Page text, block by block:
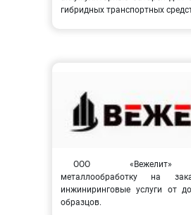
гибридных транспортных
ООО «Вежелит»
металлообработку на
инжиниринговые услуги от
образцов.